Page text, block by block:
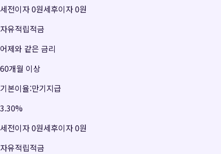
세전이자0원세후이자0원
자유적립적금
어제와 같은 금리
60개월 이상
기본이율:만기지급
3.30%
세전이자0원세후이자0원
자유적립적금